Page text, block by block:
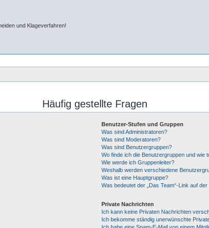
und Klageverfahren!
Häufig gestellte Fragen
Benutzer-Stufen und Gruppen
Was sind Administratoren?
Was sind Moderatoren?
Was sind Benutzergruppen?
Wo finde ich die Benutzergruppen und wie
Wie werde ich Gruppenleiter?
Weshalb werden verschiedene
Was ist eine Hauptgruppe?
Was bedeutet der „Das Team“-Link auf
Private Nachrichten
Ich kann keine Privaten Nachrichten
Ich bekomme ständig unerwünschte